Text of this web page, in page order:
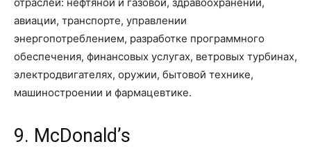
авиации, транспорте, управлении
энергопотреблением, разработке программного
обеспечения, финансовых услугах, ветровых турбинах,
электродвигателях, оружии, бытовой технике,
машиностроении и фармацевтике.
9. McDonald’s